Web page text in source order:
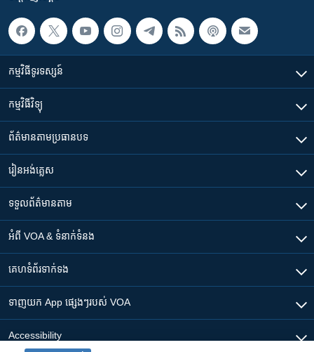
កម្មវិធី​ទូរទស្សន៍
កម្មវិធី​វិទ្យុ
ព័ត៌មាន​តាមប្រធានបទ​
រៀន​​អង់គ្លេស
ទទួល​ព័ត៌មាន​តាម
អំពី​ VOA & ទំនាក់ទំនង
គេហទំព័រ​​ទាក់ទង
ទាញយក​ App ផ្សេងៗ​របស់​ VOA
Accessibility